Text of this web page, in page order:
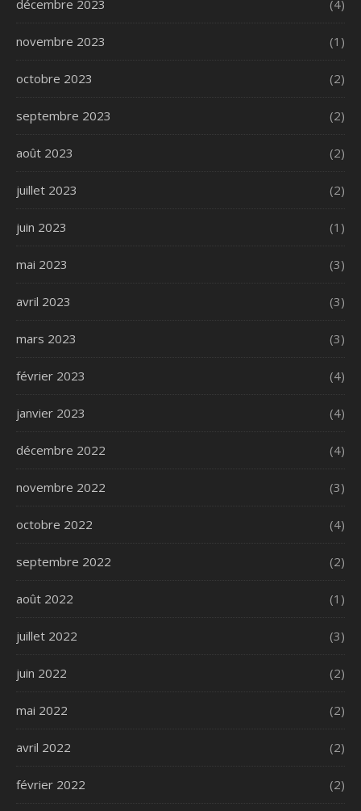
décembre 2023 (4)
novembre 2023 (1)
octobre 2023 (2)
septembre 2023 (2)
août 2023 (2)
juillet 2023 (2)
juin 2023 (1)
mai 2023 (3)
avril 2023 (3)
mars 2023 (3)
février 2023 (4)
janvier 2023 (4)
décembre 2022 (4)
novembre 2022 (3)
octobre 2022 (4)
septembre 2022 (2)
août 2022 (1)
juillet 2022 (3)
juin 2022 (2)
mai 2022 (2)
avril 2022 (2)
février 2022 (2)